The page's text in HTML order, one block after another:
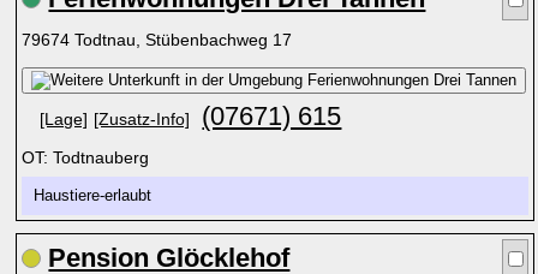
79674 Todtnau, Stübenbachweg 17
[Lage] [Zusatz-Info] (07671) 615
OT: Todtnauberg
Haustiere-erlaubt
Pension Glöcklehof